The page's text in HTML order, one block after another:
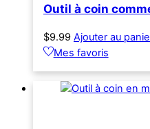
Outil à coin
$9.99 Ajouter au
Mes favoris